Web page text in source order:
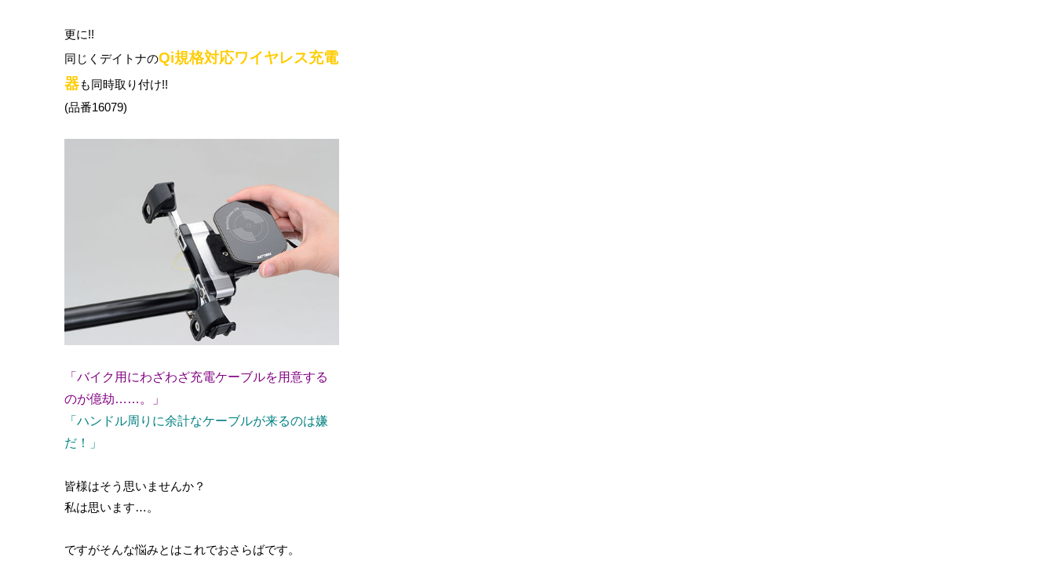
更に!!
同じくデイトナのQi規格対応ワイヤレス充電
器も同時取り付け!!
(品番16079)
「バイク用にわざわざ充電ケーブルを用意する
のが億劫……。」
「ハンドル周りに余計なケーブルが来るのは嫌
だ！」
皆様はそう思いませんか？
私は思います…。
ですがそんな悩みとはこれでおさらばです。